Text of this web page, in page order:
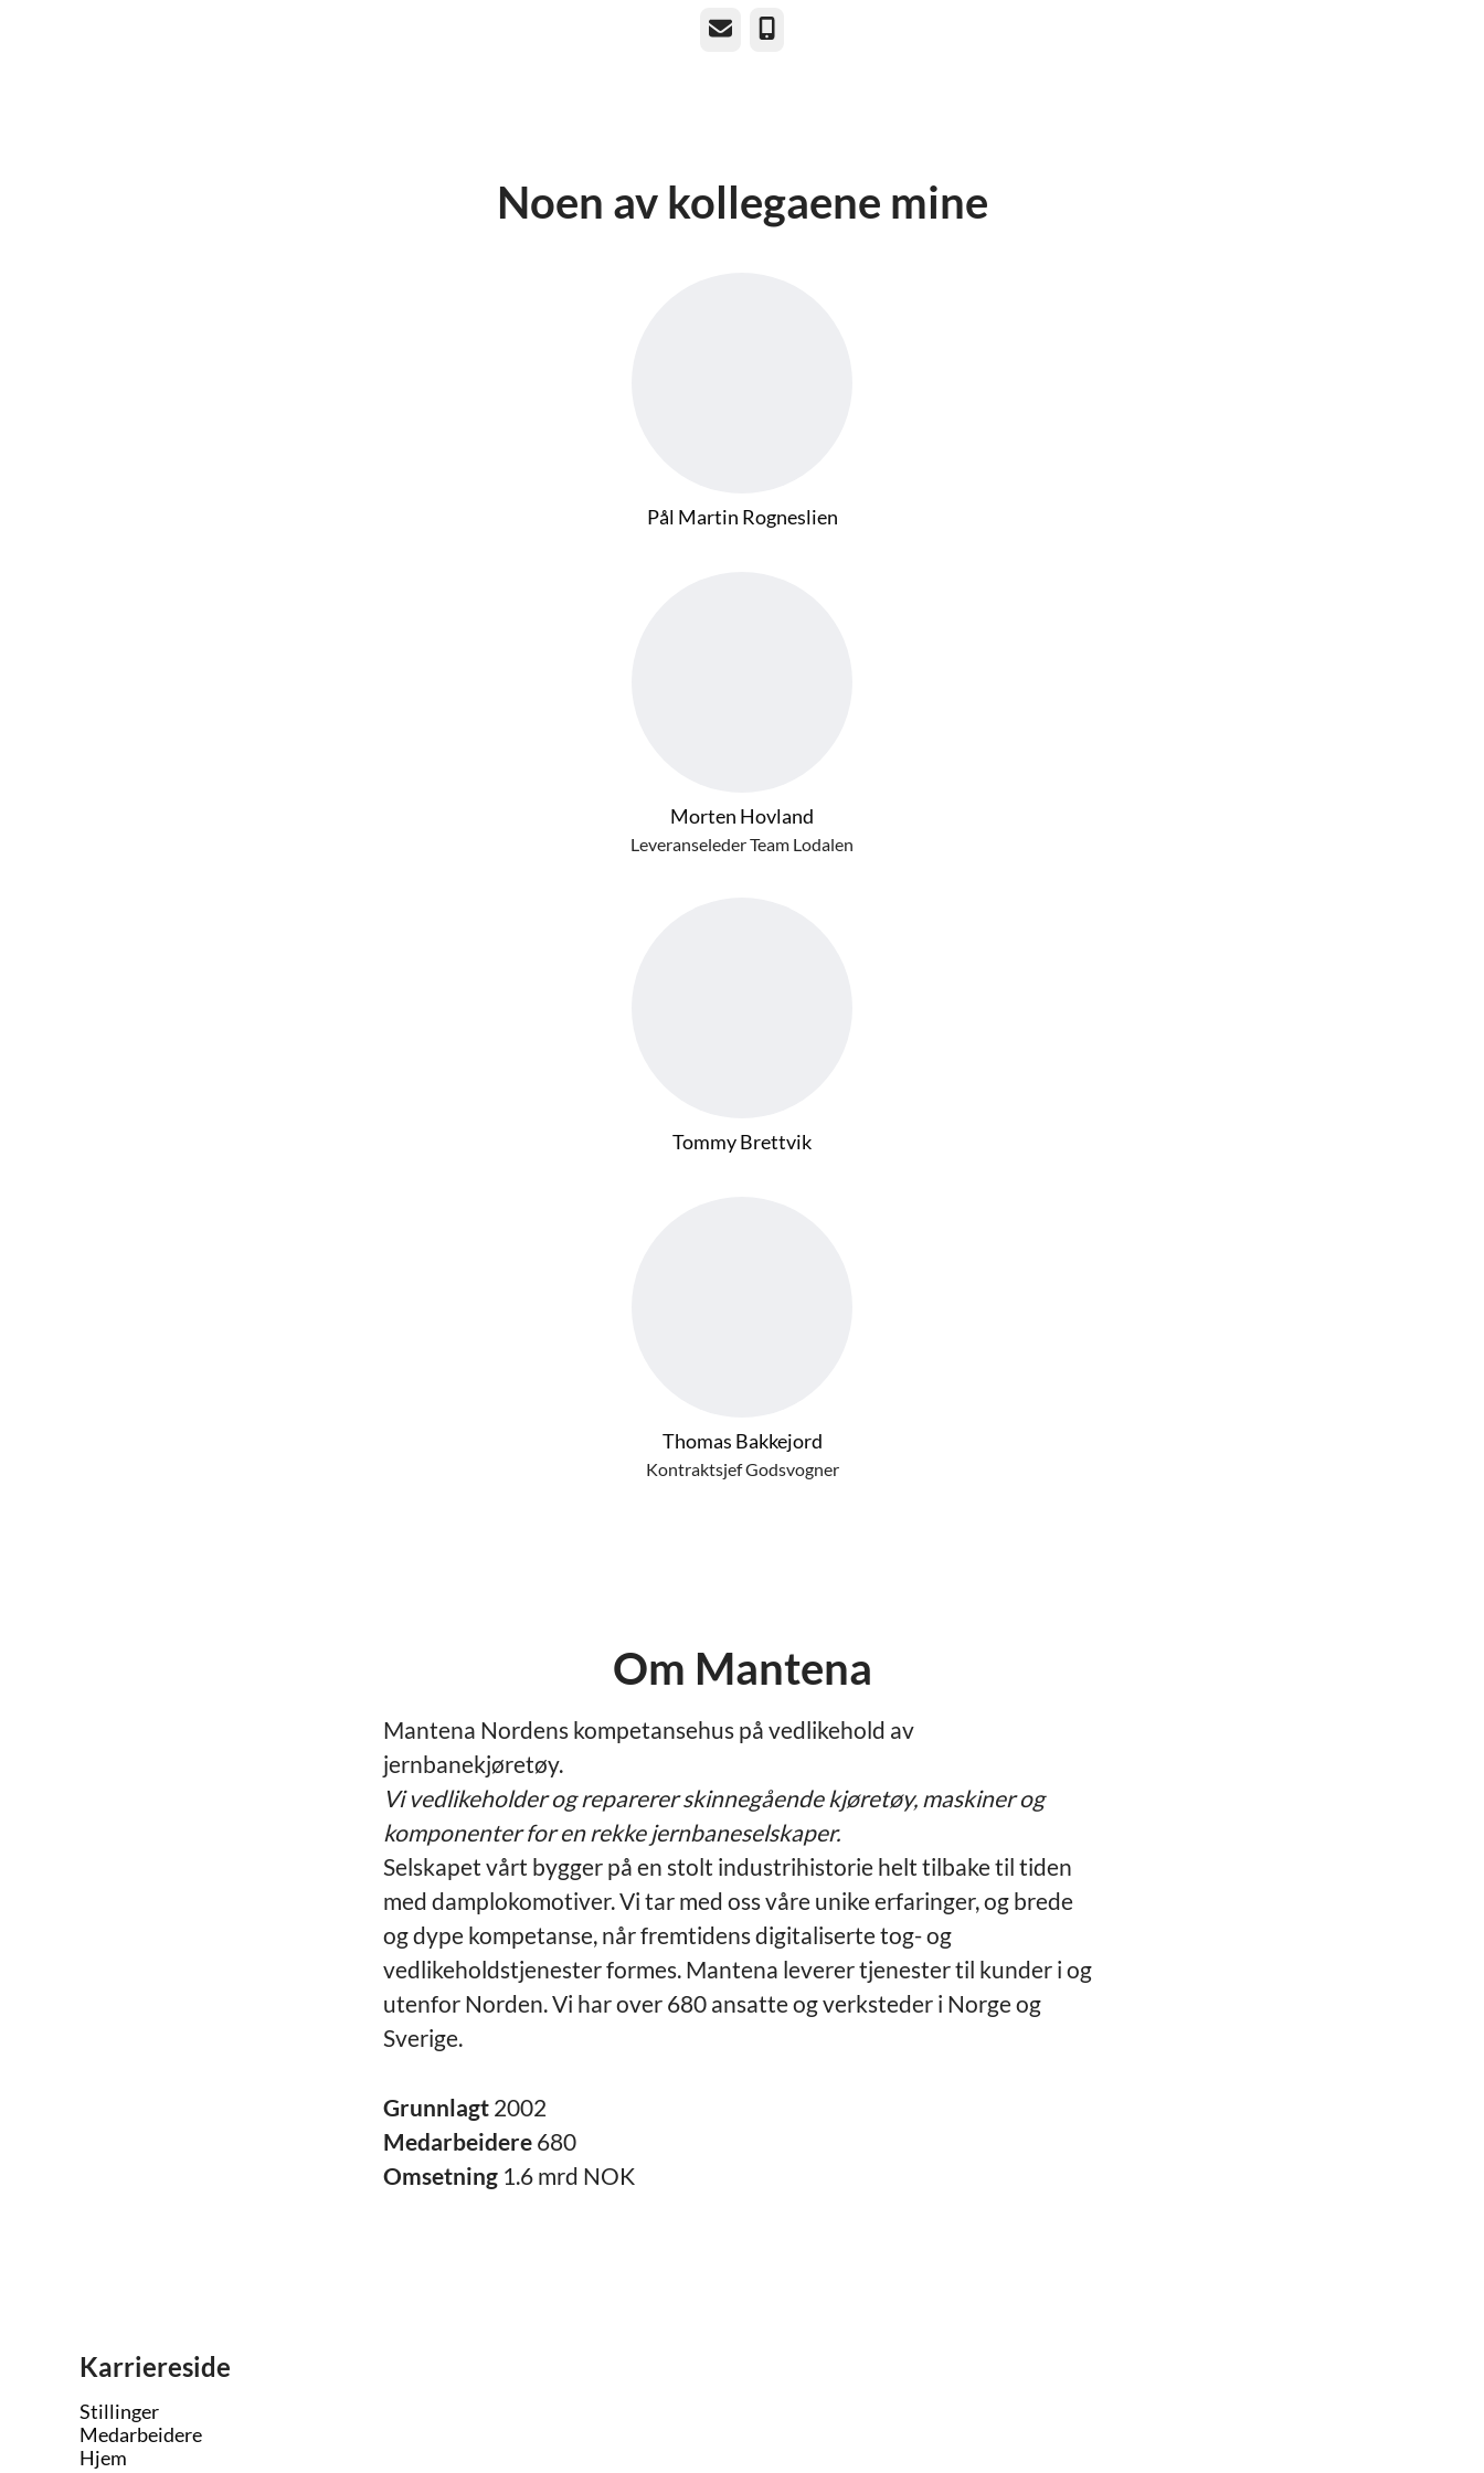
E-post Telefonnummer
Noen av kollegaene mine
Pål Martin Rogneslien
Morten Hovland
Leveranseleder Team Lodalen
Tommy Brettvik
Thomas Bakkejord
Kontraktsjef Godsvogner
Om Mantena
Mantena Nordens kompetansehus på vedlikehold av
jernbanekjøretøy.
Vi vedlikeholder og reparerer skinnegående kjøretøy, maskiner og
komponenter for en rekke jernbaneselskaper.
Selskapet vårt bygger på en stolt industrihistorie helt tilbake til tiden
med damplokomotiver. Vi tar med oss våre unike erfaringer, og brede
og dype kompetanse, når fremtidens digitaliserte tog- og
vedlikeholdstjenester formes. Mantena leverer tjenester til kunder i og
utenfor Norden. Vi har over 680 ansatte og verksteder i Norge og
Sverige.
Grunnlagt 2002
Medarbeidere 680
Omsetning 1.6 mrd NOK
Karriereside
Stillinger
Medarbeidere
Hjem